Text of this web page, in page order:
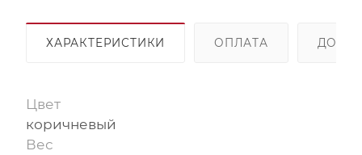
ХАРАКТЕРИСТИКИ ОПЛАТА
Цвет
коричневый
Вес